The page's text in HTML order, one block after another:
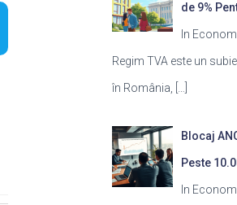
de 9%
In
Regim TVA este un
în România,
Blocaj
Peste
In